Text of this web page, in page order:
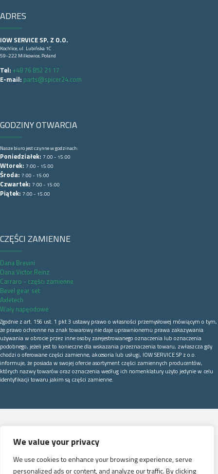
We value your privacy
We use cookies to enhance your browsing experience, serve
personalized ads or content, and analyze our traffic. By clicking
ADRES
IOW SERVICE SP. Z O.O.
Kochlice, ul. Lubińska 1C
59-222 Milkowice, Poland
Tel: +48 76 852 21 17
E-mail: parts@spicer24.com
GODZINY OTWARCIA
Nasze biuro jest czynne w godzinach:
Poniedziałek: 7:00 - 15:00
Wtorek: 7:00 - 15:00
Środa: 7:00 - 15:00
Czwartek: 7:00 - 15:00
Piątek: 7:00 - 15:00
CZĘŚCI ZAMIENNE
Dana Brevini
Dana Victor Reinz
Carraro - części zamienne
Bevel gear set
Axletech
Wały napęodowe
Zgodnie z art. 156 ust. 1 pkt 3 ustawy prawo o własności przemysłowej mówiącym o tym,
że prawo ochronne na znak towarowy nie daje uprawnionemu prawa zakazywania
używania w obrocie przez inne osoby zarejestrowanego oznaczenia lub oznaczenia
podobnego, jeżeli jest to konieczne dla wskazania przeznaczenia towaru, zwłaszcza gdy
chodzi o oferowane części zamienne, akcesoria lub usługi, IOW SERVICE SP z o.o.
informuje, że posiada w swojej ofercie asortyment części zamiennych producentów,
których nazwy towarów oraz oznaczenia według ich nomenklatury użyto jedynie w celu
identyfikacji towaru jakim są części zamienne.